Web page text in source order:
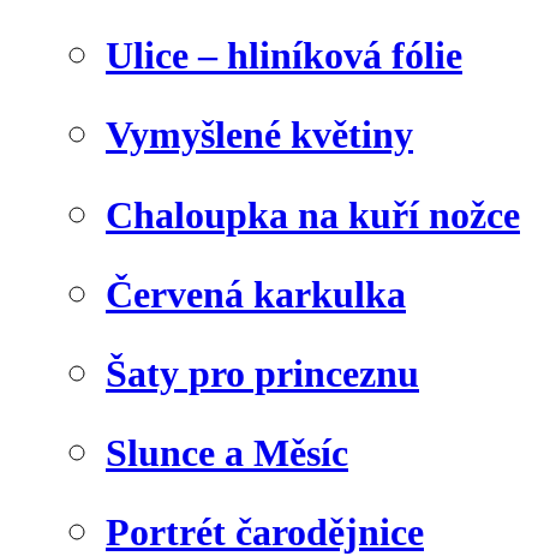
Ulice – hliníková fólie
Vymyšlené květiny
Chaloupka na kuří nožce
Červená karkulka
Šaty pro princeznu
Slunce a Měsíc
Portrét čarodějnice